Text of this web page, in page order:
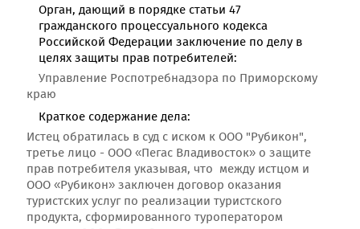
Орган, дающий в порядке статьи 47
гражданского процессуального кодекса
Российской Федерации заключение по делу в
целях защиты прав потребителей:
Управление Роспотребнадзора по Приморскому
краю
Краткое содержание дела:
Истец обратилась в суд с иском к ООО "Рубикон",
третье лицо - ООО «Пегас Владивосток» о защите
прав потребителя указывая, что между истцом и
ООО «Рубикон» заключен договор оказания
туристских услуг по реализации туристского
продукта, сформированного туроператором